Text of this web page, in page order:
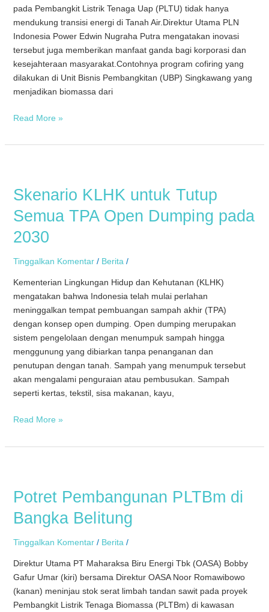
pada Pembangkit Listrik Tenaga Uap (PLTU) tidak hanya
mendukung transisi energi di Tanah Air.Direktur Utama PLN
Indonesia Power Edwin Nugraha Putra mengatakan inovasi
tersebut juga memberikan manfaat ganda bagi korporasi dan
kesejahteraan masyarakat.Contohnya program cofiring yang
dilakukan di Unit Bisnis Pembangkitan (UBP) Singkawang yang
menjadikan biomassa dari
Read More »
Skenario KLHK untuk Tutup
Semua TPA Open Dumping pada
2030
Tinggalkan Komentar / Berita/
Kementerian Lingkungan Hidup dan Kehutanan (KLHK)
mengatakan bahwa Indonesia telah mulai perlahan
meninggalkan tempat pembuangan sampah akhir (TPA)
dengan konsep open dumping. Open dumping merupakan
sistem pengelolaan dengan menumpuk sampah hingga
menggunung yang dibiarkan tanpa penanganan dan
penutupan dengan tanah. Sampah yang menumpuk tersebut
akan mengalami penguraian atau pembusukan. Sampah
seperti kertas, tekstil, sisa makanan, kayu,
untuk
Semua
TPA
Dumping
2030
Read More »
Potret Pembangunan PLTBm di
Bangka Belitung
Tinggalkan Komentar / Berita/
Direktur Utama PT Maharaksa Biru Energi Tbk (OASA) Bobby
Gafur Umar (kiri) bersama Direktur OASA Noor Romawibowo
(kanan) meninjau stok serat limbah tandan sawit pada proyek
Pembangkit Listrik Tenaga Biomassa (PLTBm) di kawasan
PLTBm
Bangka